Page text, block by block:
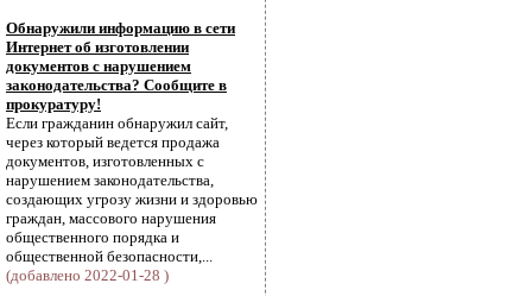
Обнаружили информацию в сети
Интернет об изготовлении
документов с нарушением
законодательства? Сообщите в
прокуратуру!
Если гражданин обнаружил сайт,
через который ведется продажа
документов, изготовленных с
нарушением законодательства,
создающих угрозу жизни и здоровью
граждан, массового нарушения
общественного порядка и
общественной безопасности,...
(добавлено 2022-01-28 )